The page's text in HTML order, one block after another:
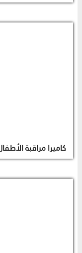
كاميرا مراقبة